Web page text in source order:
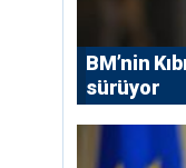
BM’nin
sürüyor